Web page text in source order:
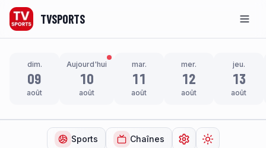
TVSPORTS
dim.
09
août
Aujourd'hui
10
août
mar.
11
août
mer.
12
août
jeu.
13
août
Sports Chaînes Ouvrir lesChanger de